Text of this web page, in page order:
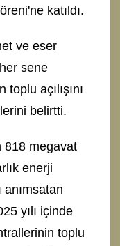
katıldı.
ve eser
sene
açılışını
belirtti.
818 megavat
enerji
anımsatan
yılı içinde
toplu